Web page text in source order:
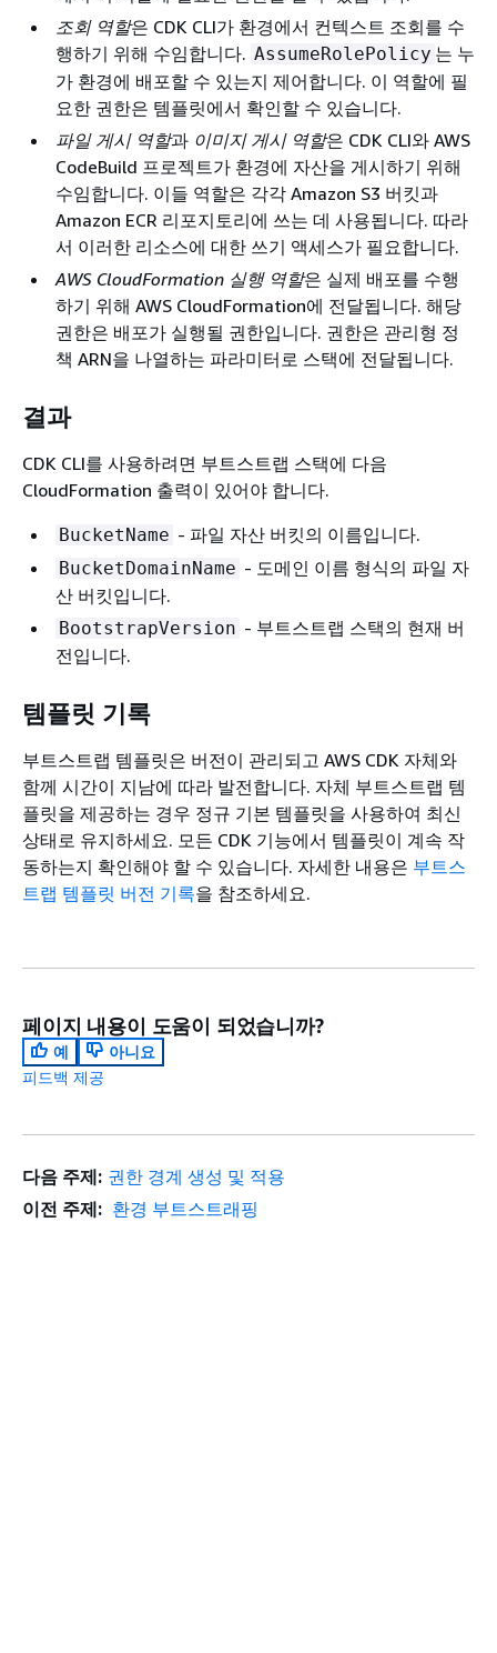
조회 역할은 CDK CLI가 환경에서 컨텍스트 조회를 수
행하기 위해 수임합니다. AssumeRolePolicy 는 누
가 환경에 배포할 수 있는지 제어합니다. 이 역할에 필
요한 권한은 템플릿에서 확인할 수 있습니다.
파일 게시 역할과 이미지 게시 역할은 CDK CLI와 AWS
CodeBuild 프로젝트가 환경에 자산을 게시하기 위해
수임합니다. 이들 역할은 각각 Amazon S3 버킷과
Amazon ECR 리포지토리에 쓰는 데 사용됩니다. 따라
서 이러한 리소스에 대한 쓰기 액세스가 필요합니다.
AWS CloudFormation 실행 역할은 실제 배포를 수행
하기 위해 AWS CloudFormation에 전달됩니다. 해당
권한은 배포가 실행될 권한입니다. 권한은 관리형 정
책 ARN을 나열하는 파라미터로 스택에 전달됩니다.
결과
CDK CLI를 사용하려면 부트스트랩 스택에 다음
CloudFormation 출력이 있어야 합니다.
BucketName - 파일 자산 버킷의 이름입니다.
BucketDomainName - 도메인 이름 형식의 파일 자
산 버킷입니다.
BootstrapVersion - 부트스트랩 스택의 현재 버
전입니다.
템플릿 기록
부트스트랩 템플릿은 버전이 관리되고 AWS CDK 자체와
함께 시간이 지남에 따라 발전합니다. 자체 부트스트랩 템
플릿을 제공하는 경우 정규 기본 템플릿을 사용하여 최신
상태로 유지하세요. 모든 CDK 기능에서 템플릿이 계속 작
동하는지 확인해야 할 수 있습니다. 자세한 내용은 부트스
트랩 템플릿 버전 기록을 참조하세요.
페이지 내용이 도움이 되었습니까?
예
아니요
피드백 제공
다음 주제: 권한 경계 생성 및 적용
이전 주제: 환경 부트스트래핑